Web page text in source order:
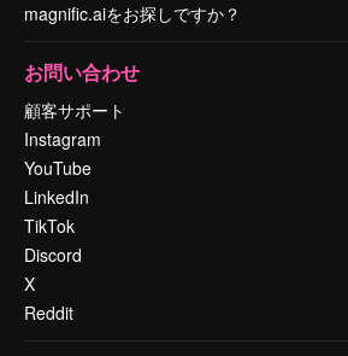
magnific.aiをお探しですか？
お問い合わせ
顧客サポート
Instagram
YouTube
LinkedIn
TikTok
Discord
X
Reddit